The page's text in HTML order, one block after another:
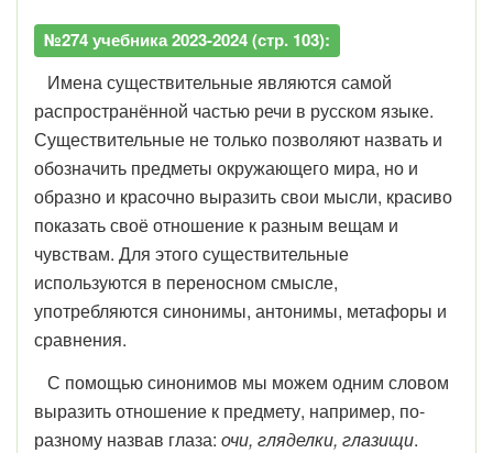
№274 учебника 2023-2024 (стр. 103):
Имена существительные являются самой
распространённой частью речи в русском языке.
Существительные не только позволяют назвать и
обозначить предметы окружающего мира, но и
образно и красочно выразить свои мысли, красиво
показать своё отношение к разным вещам и
чувствам. Для этого существительные
используются в переносном смысле,
употребляются синонимы, антонимы, метафоры и
сравнения.
С помощью синонимов мы можем одним словом
выразить отношение к предмету, например, по-
разному назвав глаза: очи, гляделки, глазищи.